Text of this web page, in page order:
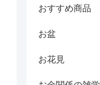
おすすめ商品
お盆
お花見